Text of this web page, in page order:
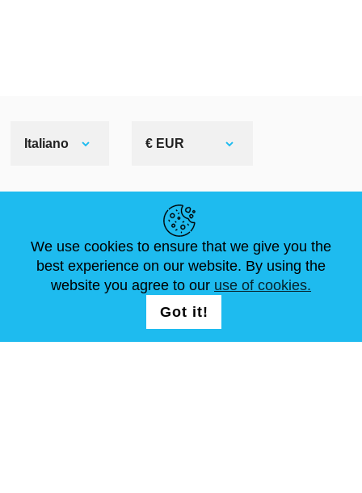
Italiano € EUR
NOTIZIE
ARTICOLI
ABOUT US
FAQ
DIMENSIONI STANDARD
CONTATTACI
We use cookies to ensure that we give you the
best experience on our website. By using the
website you agree to our use of cookies.
Got it!